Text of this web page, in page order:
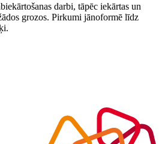
darbi, tāpēc iekārtas un
grozos. Pirkumi jānoformē līdz